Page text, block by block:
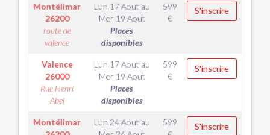
Montélimar
26200
route de
valence
Lun 17 Aout au
Mer 19 Aout
Places
disponibles
599
€
S'inscrire
Valence
26000
Rue Henri
Abel
Lun 17 Aout au
Mer 19 Aout
Places
disponibles
599
€
S'inscrire
Montélimar
Lun 24 Aout au
599
S'inscrire